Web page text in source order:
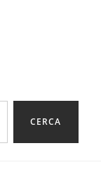
CERCA